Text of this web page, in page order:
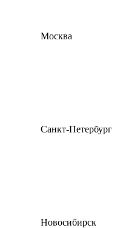
Москва
Санкт-Петербург
Новосибирск